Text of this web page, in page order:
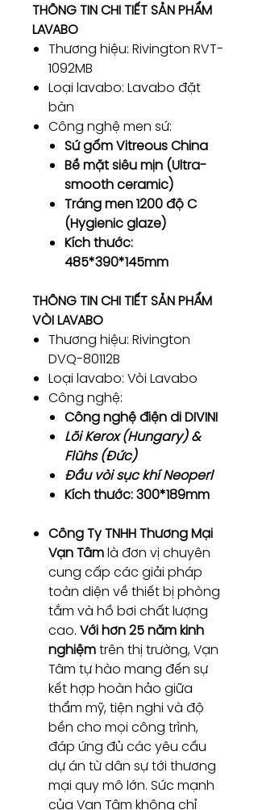
THÔNG TIN CHI TIẾT SẢN PHẨM
LAVABO
Thương hiệu: Rivington RVT-
1092MB
Loại lavabo: Lavabo đặt
bàn
Công nghệ men sứ:
Sứ gốm Vitreous China
Bề mặt siêu mịn (Ultra-
smooth ceramic)
Tráng men 1200 độ C
(Hygienic glaze)
Kích thước:
485*390*145mm
THÔNG TIN CHI TIẾT SẢN PHẨM
VÒI LAVABO
Thương hiệu: Rivington
DVQ-80112B
Loại lavabo: Vòi Lavabo
Công nghệ:
Công nghệ điện di DIVINI
Lõi Kerox (Hungary) &
Flühs (Đức)
Đầu vòi sục khí Neoperl
Kích thước: 300*189mm
Công Ty TNHH Thương Mại
Vạn Tâmlà đơn vị chuyên
cung cấp các giải pháp
toàn diện về thiết bị phòng
tắm và hồ bơi chất lượng
cao. Với hơn 25 năm kinh
nghiệmtrên thị trường, Vạn
Tâm tự hào mang đến sự
kết hợp hoàn hảo giữa
thẩm mỹ, tiện nghi và độ
bền cho mọi công trình,
đáp ứng đủ các yêu cầu
dự án từ dân sự tới thương
mại quy mô lớn. Sức mạnh
của Vạn Tâm không chỉ